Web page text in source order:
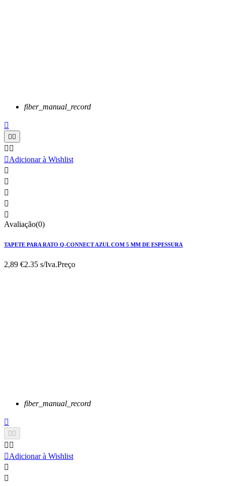
fiber_manual_record

 
 
Adicionar à Wishlist





Avaliação(0)
TAPETE PARA RATO Q-CONNECT AZUL COM 5 MM DE ESPESSURA
2,89 €2.35 s/Iva.Preço
fiber_manual_record

 
 
Adicionar à Wishlist

